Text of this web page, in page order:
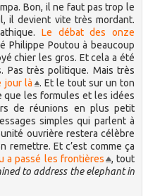
Bon, il ne faut pas trop le
il devient vite très mordant.
Le débat des onze
Philippe Poutou à beaucoup
chier les gros. Et cela a été
Pas très politique. Mais très
jour là
. Et le tout sur un ton
que les formules et les idées
de réunions en plus petit
simples qui parlent à
ouvrière restera célèbre
remettre. Et c’est comme ça
a passé les frontières
, tout
to address the elephant in